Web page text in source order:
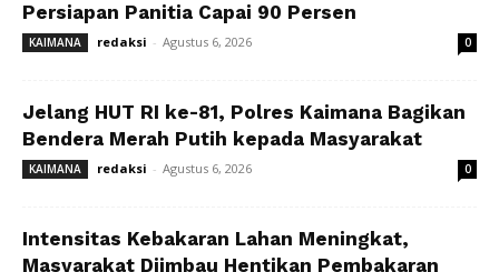
Persiapan Panitia Capai 90 Persen
KAIMANA redaksi - Agustus 6, 2026 0
Jelang HUT RI ke-81, Polres Kaimana Bagikan
Bendera Merah Putih kepada Masyarakat
KAIMANA redaksi - Agustus 6, 2026 0
Intensitas Kebakaran Lahan Meningkat,
Masyarakat Diimbau Hentikan Pembakaran